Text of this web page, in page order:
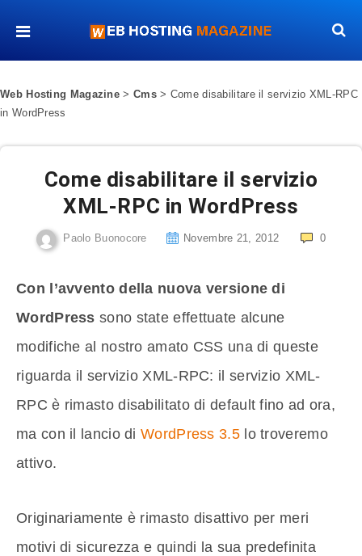
Web Hosting Magazine > Cms> Come disabilitare il servizio XML-RPC
in WordPress
Come disabilitare il servizio
XML-RPC in WordPress
Paolo Buonocore Novembre 21, 2012 0
Con l’avvento della nuova versione di
WordPress sono state effettuate alcune
modifiche al nostro amato CSS una di queste
riguarda il servizio XML-RPC: il servizio XML-
RPC è rimasto disabilitato di default fino ad ora,
ma con il lancio diWordPress 3.5lo troveremo
attivo.
Originariamente è rimasto disattivo per meri
motivi di sicurezza e quindi la sua predefinita